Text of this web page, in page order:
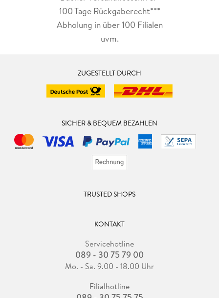
100 Tage Rückgaberecht***
Abholung in über 100 Filialen
uvm.
ZUGESTELLT DURCH
SICHER & BEQUEM BEZAHLEN
TRUSTED SHOPS
KONTAKT
Servicehotline
089 - 30 75 79 00
Mo. - Sa. 9.00 - 18.00 Uhr
Filialhotline